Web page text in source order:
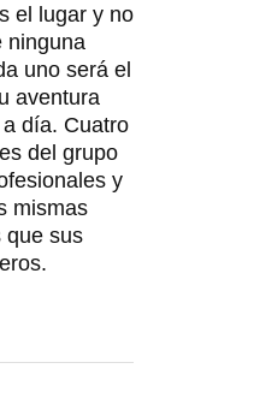
el lugar y no
ninguna
uno será el
aventura
día. Cuatro
del grupo
y
mismas
que sus